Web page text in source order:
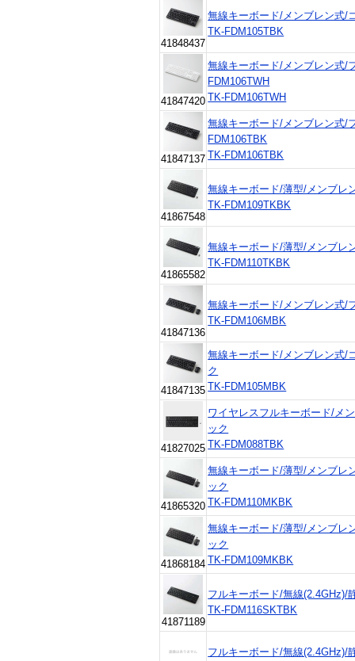
41848437
無線キーボード/メンブレン式/
TK-FDM105TBK
41847420
無線キーボード/メンブレン式/
FDM106TWH
TK-FDM106TWH
41847137
無線キーボード/メンブレン式/
FDM106TBK
TK-FDM106TBK
41867548
無線キーボード/薄型/メンブレ
TK-FDM109TKBK
41865582
無線キーボード/薄型/メンブレ
TK-FDM110TKBK
41847136
無線キーボード/メンブレン式/
TK-FDM106MBK
41847135
無線キーボード/メンブレン式/
ク
TK-FDM105MBK
41827025
ワイヤレスフルキーボード/メ
ック
TK-FDM088TBK
41865320
無線キーボード/薄型/メンブレ
ック
TK-FDM110MKBK
41868184
無線キーボード/薄型/メンブレ
ック
TK-FDM109MKBK
41871189
フルキーボード/無線(2.4GHz)/
TK-FDM116SKTBK
フルキーボード/無線(2.4GHz)/